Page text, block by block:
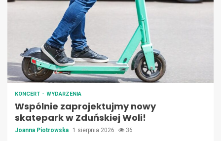
KONCERT WYDARZENIA
Wspólnie zaprojektujmy nowy
skatepark w Zduńskiej Woli!
Joanna Piotrowska 1 sierpnia 2026 36